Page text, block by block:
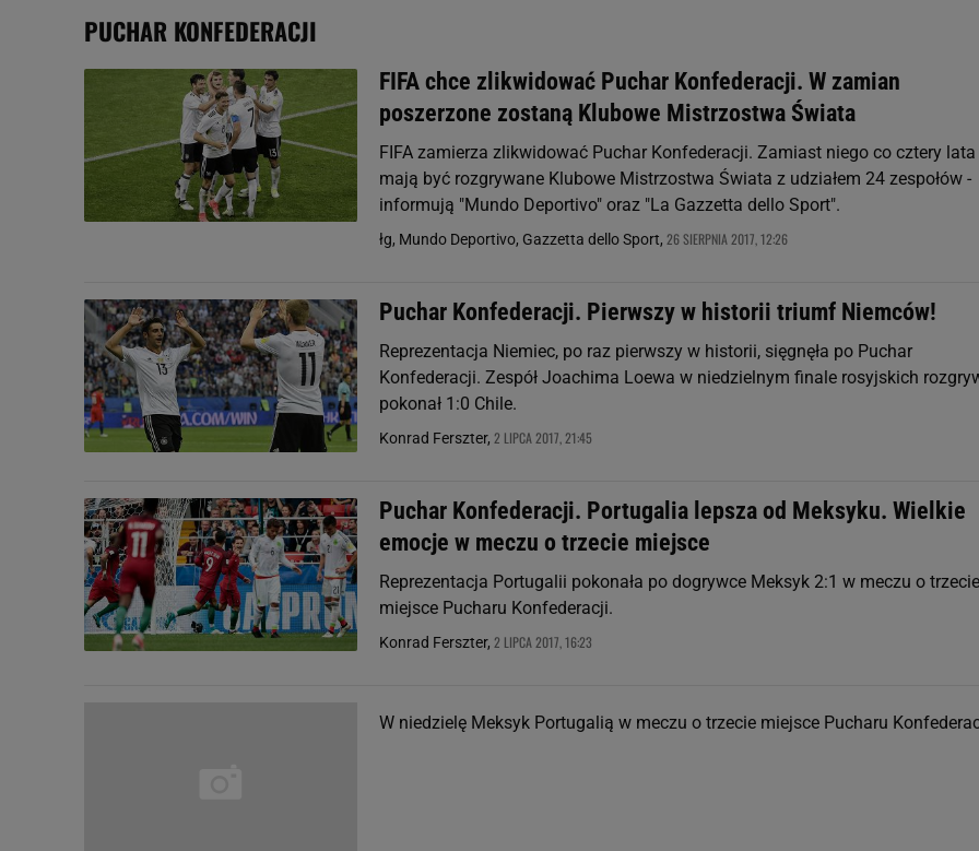
PUCHAR KONFEDERACJI
FIFA chce zlikwidować Puchar Konfederacji. W zamian
poszerzone zostaną Klubowe Mistrzostwa Świata
FIFA zamierza zlikwidować Puchar Konfederacji. Zamiast niego co cztery lata
mają być rozgrywane Klubowe Mistrzostwa Świata z udziałem 24 zespołów -
informują "Mundo Deportivo" oraz "La Gazzetta dello Sport".
łg, Mundo Deportivo, Gazzetta dello Sport, 26 SIERPNIA 2017, 12:26
Puchar Konfederacji. Pierwszy w historii triumf Niemców!
Reprezentacja Niemiec, po raz pierwszy w historii, sięgnęła po Puchar
Konfederacji. Zespół Joachima Loewa w niedzielnym finale rosyjskich
pokonał 1:0 Chile.
Konrad Ferszter, 2 LIPCA 2017, 21:45
Puchar Konfederacji. Portugalia lepsza od Meksyku. Wielkie
emocje w meczu o trzecie miejsce
Reprezentacja Portugalii pokonała po dogrywce Meksyk 2:1 w meczu o trzecie
miejsce Pucharu Konfederacji.
Konrad Ferszter, 2 LIPCA 2017, 16:23
W niedzielę Meksyk Portugalią w meczu o trzecie miejsce Pucharu